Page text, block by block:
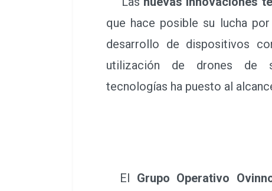
que hace posible su lucha
desarrollo de dispositivos
utilización de drones de
tecnologías ha puesto al
El Grupo Operativo